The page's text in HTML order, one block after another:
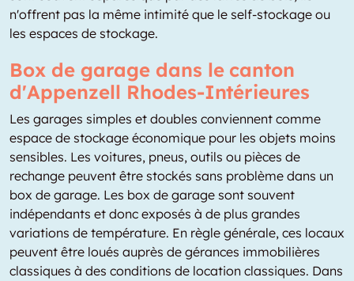
n'offrent pas la même intimité que le self-stockage ou
les espaces de stockage.
Box de garage dans le canton
d'Appenzell Rhodes-Intérieures
Les garages simples et doubles conviennent comme
espace de stockage économique pour les objets moins
sensibles. Les voitures, pneus, outils ou pièces de
rechange peuvent être stockés sans problème dans un
box de garage. Les box de garage sont souvent
indépendants et donc exposés à de plus grandes
variations de température. En règle générale, ces locaux
peuvent être loués auprès de gérances immobilières
classiques à des conditions de location classiques. Dans